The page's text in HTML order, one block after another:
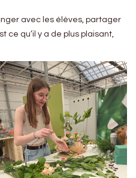
avec les élèves, partager
ce qu’il y a de plus plaisant,